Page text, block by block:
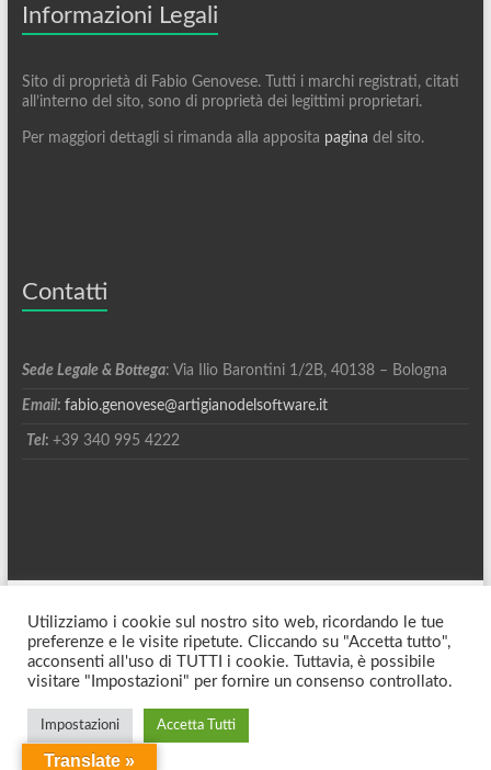
Informazioni Legali
Sito di proprietà di Fabio Genovese. Tutti i marchi registrati, citati
all’interno del sito, sono di proprietà dei legittimi proprietari.
Per maggiori dettagli si rimanda alla apposita pagina del sito.
Contatti
Sede Legale & Bottega: Via Ilio Barontini 1/2B, 40138 – Bologna
Email: fabio.genovese@artigianodelsoftware.it
Tel: +39 340 995 4222
Spaciousdi ThemeGrill. Sviluppato da:WordPress.
Utilizziamo i cookie sul nostro sito web, ricordando le tue
preferenze e le visite ripetute. Cliccando su "Accetta tutto",
acconsenti all'uso di TUTTI i cookie. Tuttavia, è possibile
visitare "Impostazioni" per fornire un consenso controllato.
Impostazioni Accetta Tutti
Translate »